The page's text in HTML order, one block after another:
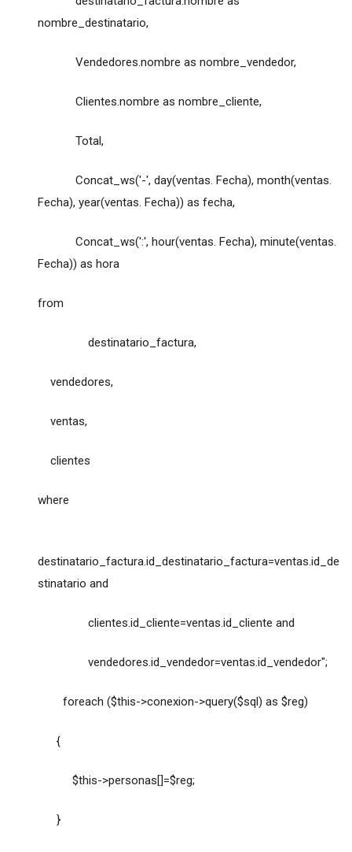
nombre_destinatario,
Vendedores.nombre as nombre_vendedor,
Clientes.nombre as nombre_cliente,
Total,
Concat_ws('-', day(ventas. Fecha), month(ventas.
Fecha), year(ventas. Fecha)) as fecha,
Concat_ws(':', hour(ventas. Fecha), minute(ventas.
Fecha)) as hora
from
destinatario_factura,
vendedores,
ventas,
clientes
where
destinatario_factura.id_destinatario_factura=ventas.id_de
stinatario and
clientes.id_cliente=ventas.id_cliente and
vendedores.id_vendedor=ventas.id_vendedor";
foreach ($this->conexion->query($sql) as $reg)
{
$this->personas[]=$reg;
}